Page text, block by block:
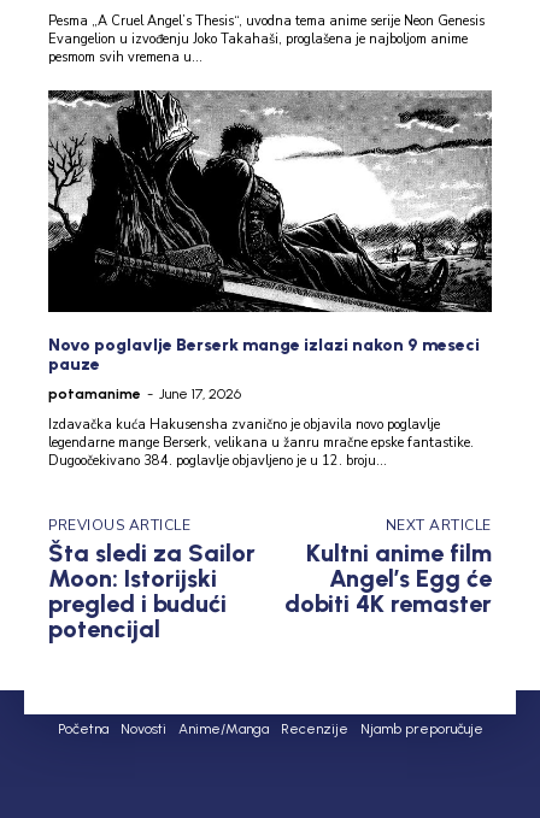
Pesma „A Cruel Angel’s Thesis“, uvodna tema anime serije Neon Genesis
Evangelion u izvođenju Joko Takahaši, proglašena je najboljom anime
pesmom svih vremena u...
Novo poglavlje Berserk mange izlazi nakon 9 meseci
pauze
potamanime - June 17, 2026
Izdavačka kuća Hakusensha zvanično je objavila novo poglavlje
legendarne mange Berserk, velikana u žanru mračne epske fantastike.
Dugoočekivano 384. poglavlje objavljeno je u 12. broju...
PREVIOUS ARTICLE
Šta sledi za Sailor
Moon: Istorijski
pregled i budući
potencijal
NEXT ARTICLE
Kultni anime film
Angel’s Egg će
dobiti 4K remaster
Početna Novosti Anime/Manga Recenzije Njamb preporučuje